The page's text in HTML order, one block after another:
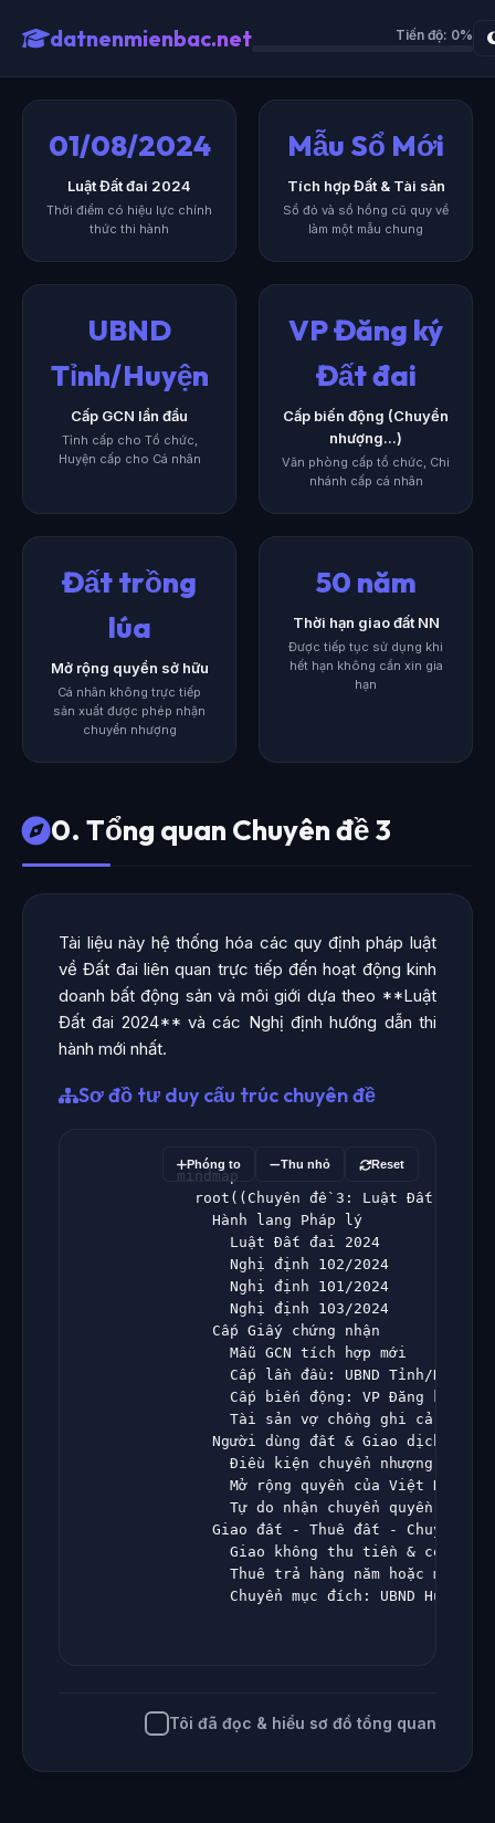
datnenmienbac.net Tiến độ: 0%
01/08/2024
Luật Đất đai 2024
Thời điểm có hiệu lực chính
thức thi hành
Mẫu Sổ Mới
Tích hợp Đất & Tài sản
Sổ đỏ và sổ hồng cũ quy về
làm một mẫu chung
UBND
Tỉnh/Huyện
Cấp GCN lần đầu
Tỉnh cấp cho Tổ chức,
Huyện cấp cho Cá nhân
VP Đăng ký
Đất đai
Cấp biến động (Chuyển
nhượng...)
Văn phòng cấp tổ chức, Chi
nhánh cấp cá nhân
Đất trồng
lúa
Mở rộng quyền sở hữu
Cá nhân không trực tiếp
sản xuất được phép nhận
chuyển nhượng
50 năm
Thời hạn giao đất NN
Được tiếp tục sử dụng khi
hết hạn không cần xin gia
hạn
0. Tổng quan Chuyên đề 3
Tài liệu này hệ thống hóa các quy định pháp luật
về Đất đai liên quan trực tiếp đến hoạt động kinh
doanh bất động sản và môi giới dựa theo **Luật
Đất đai 2024** và các Nghị định hướng dẫn thi
hành mới nhất.
Sơ đồ tư duy cấu trúc chuyên đề
Phóng to Thu nhỏ Reset
mindmap
root((Chuyên đề 3: Luật Đất đai
Hành lang Pháp lý
Luật Đất đai 2024
Nghị định 102/2024
Nghị định 101/2024
Nghị định 103/2024
Cấp Giấy chứng nhận
Mẫu GCN tích hợp mới
Cấp lần đầu: UBND Tỉnh/Huyện
Cấp biến động: VP Đăng ký Đất
Tài sản vợ chồng ghi cả hai
Người dùng đất & Giao dịch
Điều kiện chuyển nhượng thế
Mở rộng quyền của Việt Kiều
Tự do nhận chuyển quyền đất
Giao đất - Thuê đất - Chuyển
Giao không thu tiền & có thu
Thuê trả hàng năm hoặc một lần
Chuyển mục đích: UBND Huyện/
Tôi đã đọc & hiểu sơ đồ tổng quan